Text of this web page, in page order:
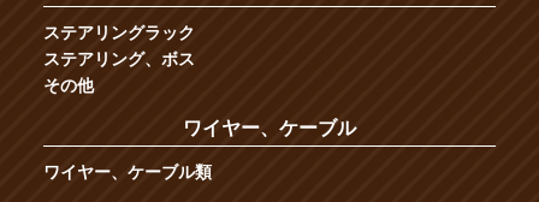
ステアリングラック
ステアリング、ボス
その他
ワイヤー、ケーブル
ワイヤー、ケーブル類